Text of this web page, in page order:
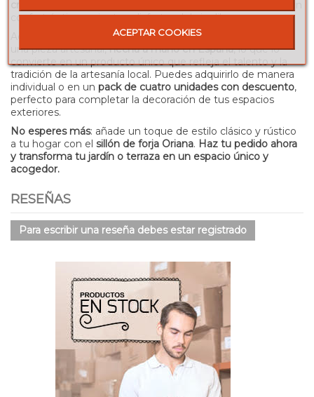
confort óptimo mientras disfrutas del aire libre.
Además de su durabilidad, elsillón Oriana
una pieza artesanal,hecha a mano en España, lo que lo
convierte en un producto único que refleja el talento y la
tradición de la artesanía local. Puedes adquirirlo de manera
individual o en un pack de cuatro unidades con descuento,
perfecto para completar la decoración de tus espacios
exteriores.
No esperes más: añade un toque de estilo clásico y rústico
a tu hogar con el sillón de forja Oriana. Haz tu pedido ahora
y transforma tu jardín o terraza en un espacio único y
acogedor.
RESEÑAS
Para escribir una reseña debes estar registrado
ACEPTAR COOKIES